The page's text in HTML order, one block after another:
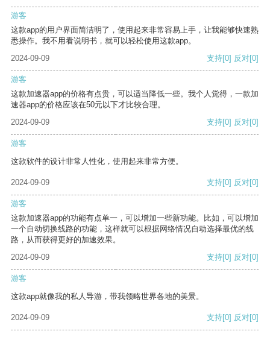
游客
这款app的用户界面简洁明了，使用起来非常容易上手，让我能够快速熟
悉操作。我不用看说明书，就可以轻松使用这款app。
2024-09-09
支持[0] 反对[0]
游客
这款加速器app的价格有点贵，可以适当降低一些。我个人觉得，一款加
速器app的价格应该在50元以下才比较合理。
2024-09-09
支持[0] 反对[0]
游客
这款软件的设计非常人性化，使用起来非常方便。
2024-09-09 支持[0] 反对[0]
游客
这款加速器app的功能有点单一，可以增加一些新功能。比如，可以增加
一个自动切换线路的功能，这样就可以根据网络情况自动选择最优的线
路，从而获得更好的加速效果。
2024-09-09
支持[0] 反对[0]
游客
这款app就像我的私人导游，带我领略世界各地的美景。
2024-09-09 支持[0] 反对[0]